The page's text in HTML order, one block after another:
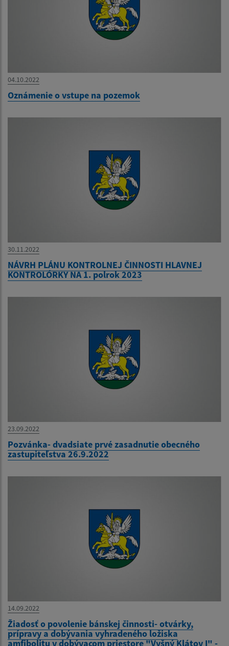
04.10.2022
Oznámenie o vstupe na pozemok
30.11.2022
NÁVRH PLÁNU KONTROLNEJ ČINNOSTI HLAVNEJ
KONTROLÓRKY NA 1. polrok 2023
23.09.2022
Pozvánka- dvadsiate prvé zasadnutie obecného
zastupiteľstva 26.9.2022
14.09.2022
Žiadosť o povolenie bánskej činnosti- otvárky,
prípravy a dobývania vyhradeného ložiska
amfibolitu v dobývacom priestore "Vyšný Klátov I" -